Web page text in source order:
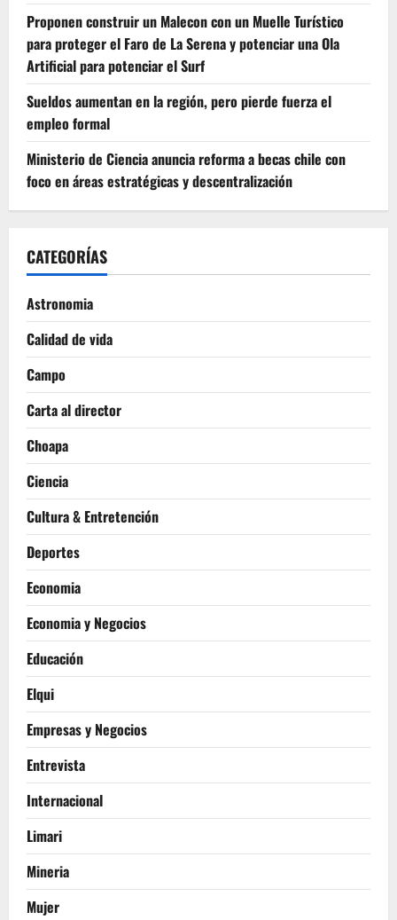
Proponen construir un Malecon con un Muelle Turístico
para proteger el Faro de La Serena y potenciar una Ola
Artificial para potenciar el Surf
Sueldos aumentan en la región, pero pierde fuerza el
empleo formal
Ministerio de Ciencia anuncia reforma a becas chile con
foco en áreas estratégicas y descentralización
CATEGORÍAS
Astronomia
Calidad de vida
Campo
Carta al director
Choapa
Ciencia
Cultura & Entretención
Deportes
Economia
Economia y Negocios
Educación
Elqui
Empresas y Negocios
Entrevista
Internacional
Limari
Mineria
Mujer